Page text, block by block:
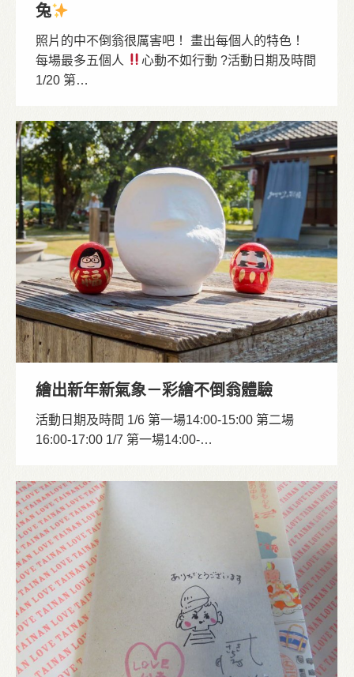
兔
照片的中不倒翁很厲害吧！ 畫出每個人的特色！
每場最多五個人
心動不如行動 ?活動日期及時間
1/20 第…
繪出新年新氣象－彩繪不倒翁體驗
活動日期及時間 1/6 第一場14:00-15:00 第二場
16:00-17:00 1/7 第一場14:00-…